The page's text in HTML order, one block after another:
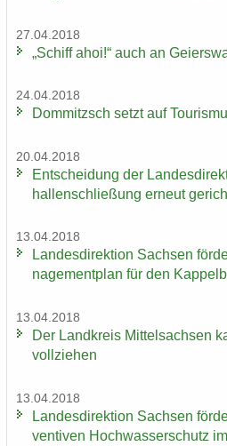
27.04.2018
„Schiff ahoi!“ auch an
24.04.2018
Dom­mitzsch setzt auf
20.04.2018
Ent­schei­dung der
hal­len­schlie­ßung er­neut
13.04.2018
Lan­des­di­rek­ti­on Sach­sen
nage­ment­plan für den
13.04.2018
Der Land­kreis Mit­tel­sach­sen
voll­zie­hen
13.04.2018
Lan­des­di­rek­ti­on Sach­sen
ven­ti­ven Hoch­was­ser­schutz